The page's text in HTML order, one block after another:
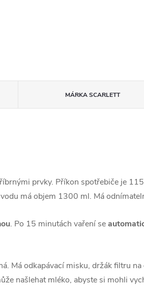
MÁRKASCARLETT
prvky. Příkon spotřebiče je
má objem 1300 ml. Má
. Po 15 minutách vaření se
Má odkapávací misku, držák filtru
našlehat mléko, abyste si mohli